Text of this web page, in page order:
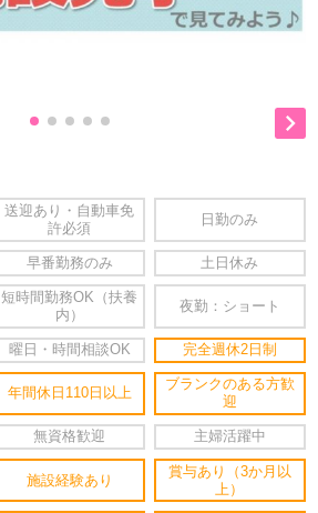

送迎あり・自動車免
許必須
日勤のみ
早番勤務のみ 土日休み
短時間勤務OK（扶養
内）
夜勤：ショート
曜日・時間相談OK 完全週休2日制
年間休日110日以上
ブランクのある方歓
迎
無資格歓迎 主婦活躍中
施設経験あり
賞与あり（3か月以
上）